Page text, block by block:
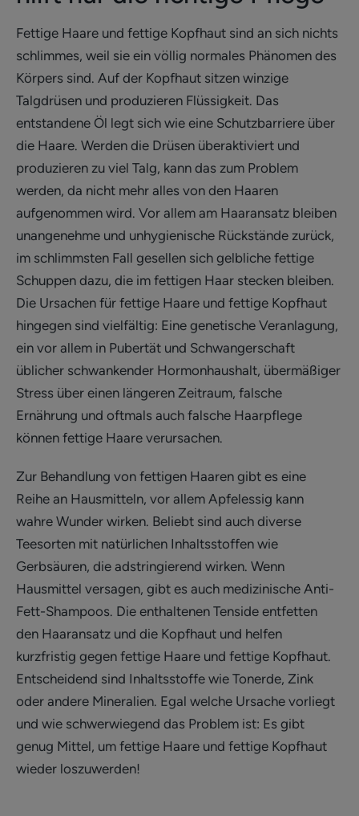
Fettige Haare und fettige Kopfhaut sind an sich nichts
schlimmes, weil sie ein völlig normales Phänomen des
Körpers sind. Auf der Kopfhaut sitzen winzige
Talgdrüsen und produzieren Flüssigkeit. Das
entstandene Öl legt sich wie eine Schutzbarriere über
die Haare. Werden die Drüsen überaktiviert und
produzieren zu viel Talg, kann das zum Problem
werden, da nicht mehr alles von den Haaren
aufgenommen wird. Vor allem am Haaransatz bleiben
unangenehme und unhygienische Rückstände zurück,
im schlimmsten Fall gesellen sich gelbliche fettige
Schuppen dazu, die im fettigen Haar stecken bleiben.
Die Ursachen für fettige Haare und fettige Kopfhaut
hingegen sind vielfältig: Eine genetische Veranlagung,
ein vor allem in Pubertät und Schwangerschaft
üblicher schwankender Hormonhaushalt, übermäßiger
Stress über einen längeren Zeitraum, falsche
Ernährung und oftmals auch falsche Haarpflege
können fettige Haare verursachen.
Zur Behandlung von fettigen Haaren gibt es eine
Reihe an Hausmitteln, vor allem Apfelessig kann
wahre Wunder wirken. Beliebt sind auch diverse
Teesorten mit natürlichen Inhaltsstoffen wie
Gerbsäuren, die adstringierend wirken. Wenn
Hausmittel versagen, gibt es auch medizinische Anti-
Fett-Shampoos. Die enthaltenen Tenside entfetten
den Haaransatz und die Kopfhaut und helfen
kurzfristig gegen fettige Haare und fettige Kopfhaut.
Entscheidend sind Inhaltsstoffe wie Tonerde, Zink
oder andere Mineralien. Egal welche Ursache vorliegt
und wie schwerwiegend das Problem ist: Es gibt
genug Mittel, um fettige Haare und fettige Kopfhaut
wieder loszuwerden!